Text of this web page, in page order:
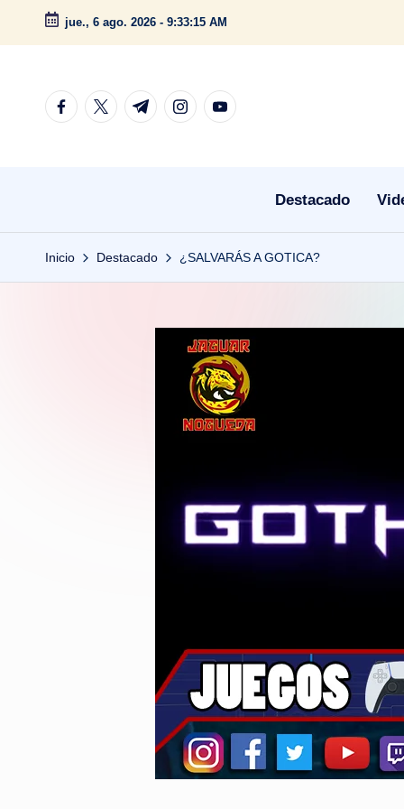
Saltar
contenido
jue., 6 ago. 2026 - 9:33:16 AM
facebook.com
twitter.com
t.me instagram.com
youtube.com
Destacado
Inicio Destacado ¿SALVARÁS A GOTICA?